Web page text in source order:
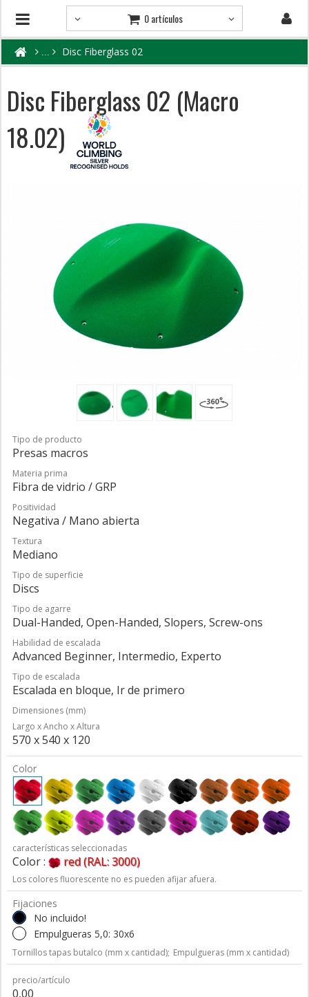
0 artículos
Disc Fiberglass 02
Disc Fiberglass 02 (Macro
18.02)
Tipo de producto
Presas macros
Materia prima
Fibra de vidrio / GRP
Positividad
Negativa / Mano abierta
Textura
Mediano
Tipo de superficie
Discs
Tipo de agarre
Dual-Handed, Open-Handed, Slopers, Screw-ons
Habilidad de escalada
Advanced Beginner, Intermedio, Experto
Tipo de escalada
Escalada en bloque, Ir de primero
Dimensiones (mm)
Largo x Ancho x Altura
570 x 540 x 120
Color
características seleccionadas
Color : red (RAL: 3000)
Los colores fluorescente no es pueden afijar afuera.
Fijaciones
No incluido!
Empulgueras 5,0: 30x6
Tornillos tapas butalco (mm x cantidad); Empulgueras (mm x cantidad)
precio/artículo
0,00